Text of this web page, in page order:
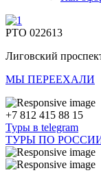
РТО 022613
Лиговский
МЫ ПЕРЕЕХАЛИ
+7 812 415 88 15
Туры в telegram
ТУРЫ ПО